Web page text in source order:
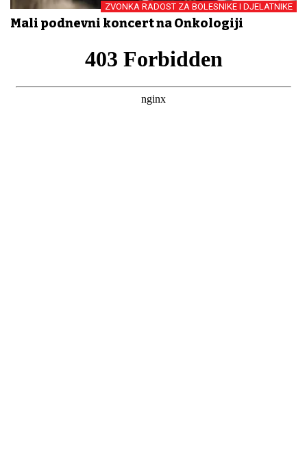
ZVONKA RADOST ZA BOLESNIKE I DJELATNIKE
Mali podnevni koncert na Onkologiji